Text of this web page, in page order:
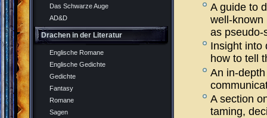
Das Schwarze Auge
AD&D
Drachen in der Literatur
Englische Romane
Englische Gedichte
Gedichte
Fantasy
Romane
Sagen
A guide to
well-
as pseudo-
Insight into
how to tell
An in-
A section
taming,